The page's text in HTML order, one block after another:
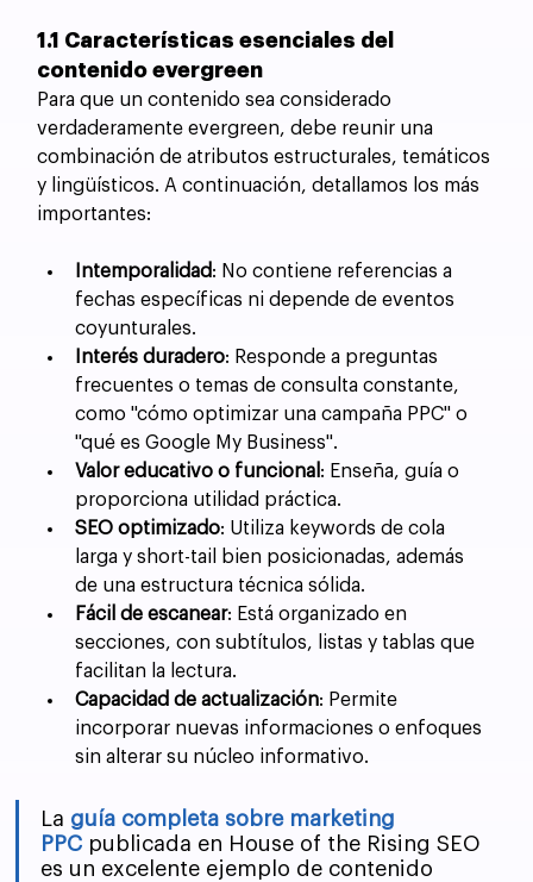
1.1 Características esenciales del
contenido evergreen
Para que un contenido sea considerado
verdaderamente evergreen, debe reunir una
combinación de atributos estructurales, temáticos
y lingüísticos. A continuación, detallamos los más
importantes:
Intemporalidad: No contiene referencias a
fechas específicas ni depende de eventos
coyunturales.
Interés duradero: Responde a preguntas
frecuentes o temas de consulta constante,
como "cómo optimizar una campaña PPC" o
"qué es Google My Business".
Valor educativo o funcional : Enseña, guía o
proporciona utilidad práctica.
SEO optimizado: Utiliza keywords de cola
larga y short-tail bien posicionadas, además
de una estructura técnica sólida.
Fácil de escanear: Está organizado en
secciones, con subtítulos, listas y tablas que
facilitan la lectura.
Capacidad de actualización: Permite
incorporar nuevas informaciones o enfoques
sin alterar su núcleo informativo.
La guía completa sobre marketing
PPC publicada en House of the Rising SEO
es un excelente ejemplo de contenido